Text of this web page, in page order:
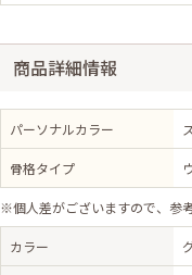
商品詳細情報
パーソナルカラー
骨格タイプ
※個人差がございますので、参
カラー